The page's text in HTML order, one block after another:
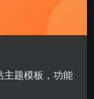
主题模板，功能